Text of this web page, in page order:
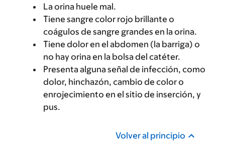
La orina huele mal.
Tiene sangre color rojo brillante o
coágulos de sangre grandes en la orina.
Tiene dolor en el abdomen (la barriga) o
no hay orina en la bolsa del catéter.
Presenta alguna señal de infección, como
dolor, hinchazón, cambio de color o
enrojecimiento en el sitio de inserción, y
pus.
Volver al principio